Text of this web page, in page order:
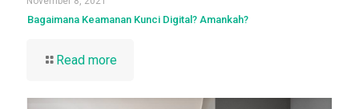
Bagaimana Keamanan Kunci Digital? Amankah?
Read more